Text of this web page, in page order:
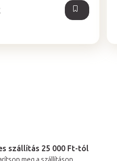
szállítás 25 000 Ft-tól